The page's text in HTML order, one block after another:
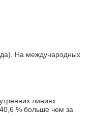
На международных
линиях
% больше чем за